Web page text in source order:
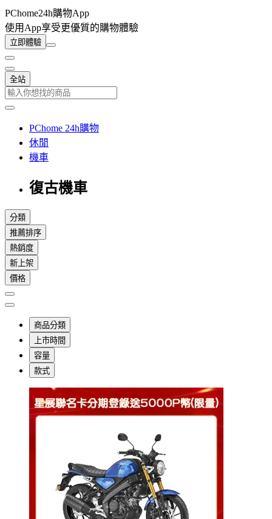
PChome24h購物App
使用App享受更優質的購物體驗
立即體驗
全站
PChome 24h購物
休閒
機車
復古機車
分類
推薦排序
熱銷度
新上架
價格
商品分類
上市時間
容量
款式